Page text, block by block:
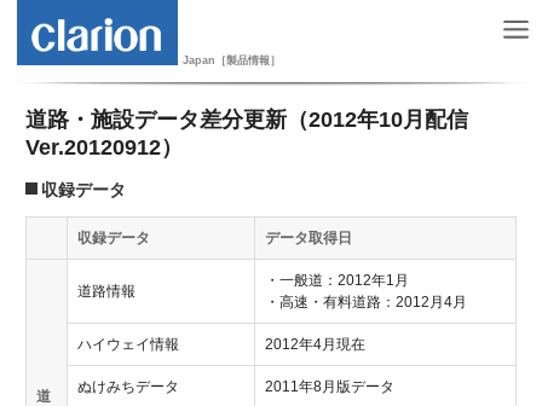
Japan［製品情報］
道路・施設データ差分更新（2012年10月配信
Ver.20120912）
収録データ
収録データ データ取得日
道
道路情報
・一般道：2012年1月
・高速・有料道路：2012月4月
ハイウェイ情報 2012年4月現在
ぬけみちデータ 2011年8月版データ